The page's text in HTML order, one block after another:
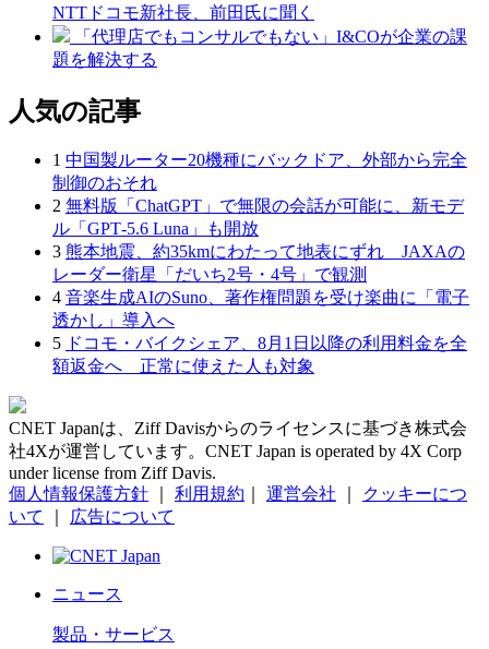
NTTドコモ新社長、前田氏に聞く
「代理店でもコンサルでもない」I&COが企業の課
題を解決する
人気の記事
1 中国製ルーター20機種にバックドア、外部から完全
制御のおそれ
2 無料版「ChatGPT」で無限の会話が可能に、新モデ
ル「GPT‑5.6 Luna」も開放
3 熊本地震、約35kmにわたって地表にずれ JAXAの
レーダー衛星「だいち2号・4号」で観測
4 音楽生成AIのSuno、著作権問題を受け楽曲に「電子
透かし」導入へ
5 ドコモ・バイクシェア、8月1日以降の利用料金を全
額返金へ 正常に使えた人も対象
CNET Japanは、Ziff Davisからのライセンスに基づき株式会
社4Xが運営しています。CNET Japan is operated by 4X Corp
under license from Ziff Davis.
個人情報保護方針
利用規約 運営会社
クッキーにつ
いて
広告について
ニュース
製品・サービス